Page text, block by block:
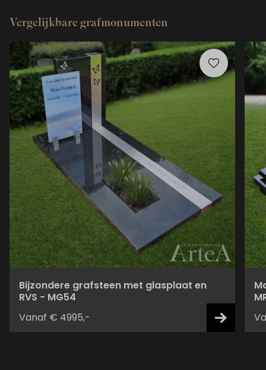
Vergelijkbare grafmonumenten
Bijzondere grafsteen met glasplaat en
RVS - MG54
Vanaf € 4995,-